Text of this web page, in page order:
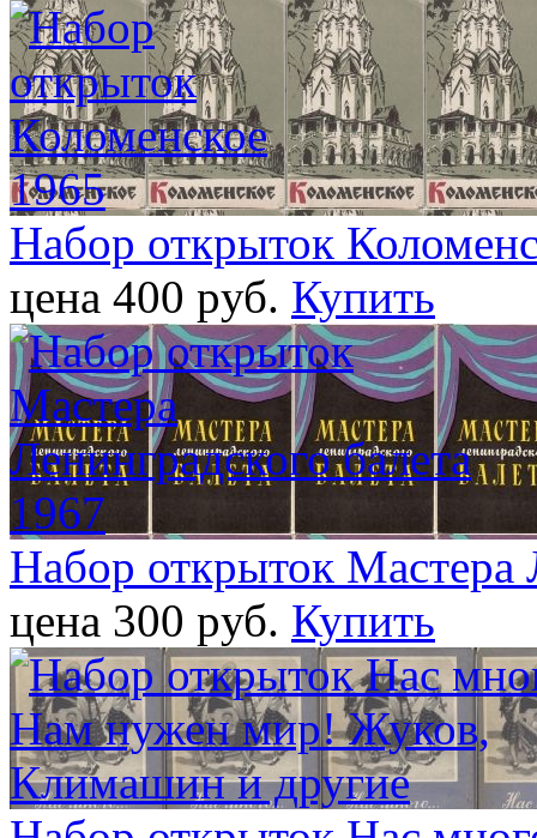
Набор открыток
цена 400 pуб. Купить
Набор открыток Мастера
цена 300 pуб. Купить